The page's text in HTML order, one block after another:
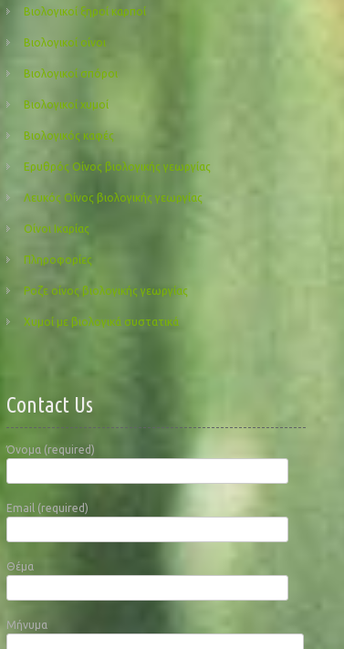
Βιολογικοί ξηροί καρποί
Βιολογικοί οίνοι
Βιολογικοί σπόροι
Βιολογικοί χυμοί
Βιολογικός καφές
Ερυθρός Οίνος βιολογικής γεωργίας
Λευκός Οίνος βιολογικής γεωργίας
Οίνοι Ικαρίας
Πληροφορίες
Ροζε οίνος βιολογικής γεωργίας
Χυμοί με βιολογικά συστατικά
Contact Us
Όνομα (required)
Email (required)
Θέμα
Μήνυμα